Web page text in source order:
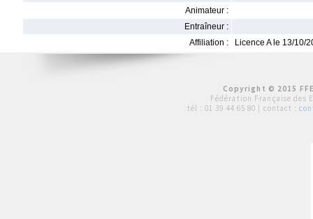
Animateur :
Entraîneur :
Affiliation :
Licence A le 13/10/
Copyright © 2015
Fédération Française des
tél : 01 39 44 65 80 | contact :